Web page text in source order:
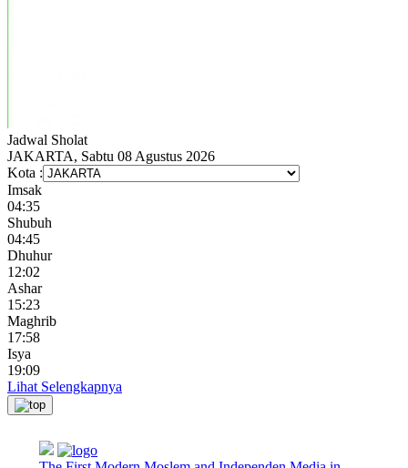
Jadwal Sholat
JAKARTA, Sabtu 08 Agustus 2026
Kota :
Imsak
04:35
Shubuh
04:45
Dhuhur
12:02
Ashar
15:23
Maghrib
17:58
Isya
19:09
Lihat Selengkapnya